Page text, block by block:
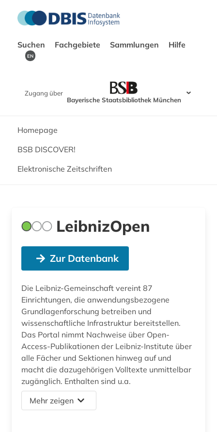
Suchen Fachgebiete Sammlungen Hilfe
EN
Zugang über
Bayerische Staatsbibliothek München
Homepage
BSB DISCOVER!
Elektronische Zeitschriften
LeibnizOpen
Zur Datenbank
Die Leibniz-Gemeinschaft vereint 87
Einrichtungen, die anwendungsbezogene
Grundlagenforschung betreiben und
wissenschaftliche Infrastruktur bereitstellen.
Das Portal nimmt Nachweise über Open-
Access-Publikationen der Leibniz-Institute über
alle Fächer und Sektionen hinweg auf und
macht die dazugehörigen Volltexte unmittelbar
zugänglich. Enthalten sind u.a.
Mehr zeigen